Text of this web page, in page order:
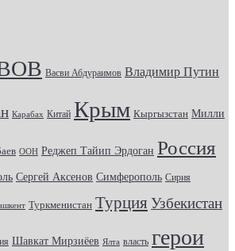
Васви Абдураимов Владимир Путин
Карабах Китай Крым Кыргызстан Милли
ООН Реджеп Тайип Эрдоган Россия
Сергей Аксенов Симферополь Сирия
Туркменистан Турция Узбекистан
Шавкат Мирзиёев Ялта власть герои